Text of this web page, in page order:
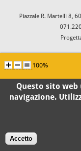
Piazzale R. Martelli 8,
100%
Standard
Questo sito
navigazione.
Accetto